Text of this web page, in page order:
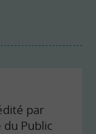
par
du Public